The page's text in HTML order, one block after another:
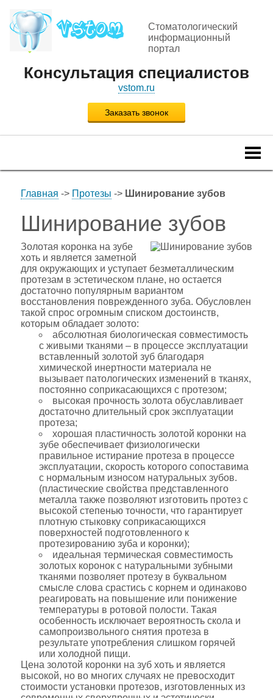
Стоматологический
информационный
портал
Консультация специалистов
vstom.ru
Заказать звонок
Главная -> Протезы -> Шинирование зубов
Шинирование зубов
Золотая коронка на зубе
хоть и является заметной
для окружающих и уступает безметаллическим
протезам в эстетическом плане, но остается
достаточно популярным вариантом
восстановления поврежденного зуба. Обусловлен
такой спрос огромным списком достоинств,
которым обладает золото:
абсолютная биологическая совместимость
с живыми тканями – в процессе эксплуатации
вставленный золотой зуб благодаря
химической инертности материала не
вызывает патологических изменений в тканях,
постоянно соприкасающихся с протезом;
высокая прочность золота обуславливает
достаточно длительный срок эксплуатации
протеза;
хорошая пластичность золотой коронки на
зубе обеспечивает физиологически
правильное истирание протеза в процессе
эксплуатации, скорость которого сопоставима
с нормальным износом натуральных зубов.
(пластические свойства представленного
металла также позволяют изготовить протез с
высокой степенью точности, что гарантирует
плотную стыковку соприкасающихся
поверхностей подготовленного к
протезированию зуба и коронки);
идеальная термическая совместимость
золотых коронок с натуральными зубными
тканями позволяет протезу в буквальном
смысле слова срастись с корнем и одинаково
реагировать на повышение или понижение
температуры в ротовой полости. Такая
особенность исключает вероятность скола и
самопроизвольного снятия протеза в
результате употребления слишком горячей
или холодной пищи.
Цена золотой коронки на зуб хоть и является
высокой, но во многих случаях не превосходит
стоимости установки протезов, изготовленных из